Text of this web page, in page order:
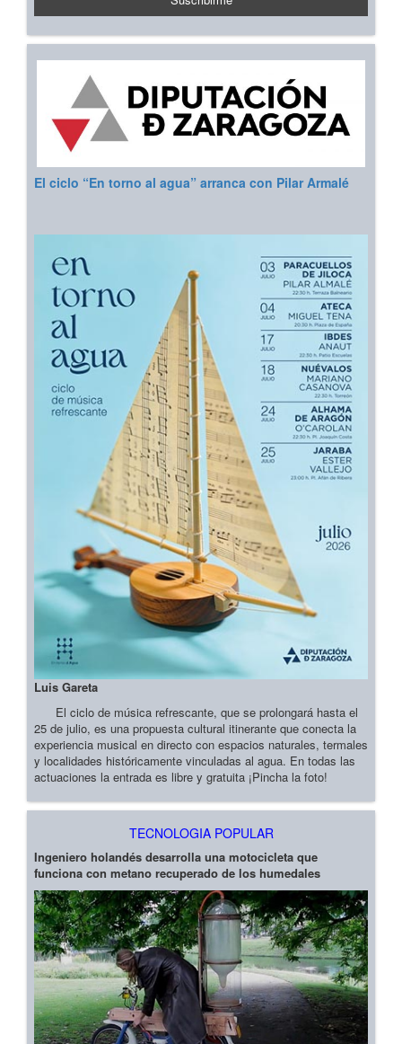
El ciclo “En torno al agua” arranca con Pilar Armalé
Luis Gareta
El ciclo de música refrescante, que se prolongará hasta el
25 de julio, es una propuesta cultural itinerante que conecta la
experiencia musical en directo con espacios naturales, termales
y localidades históricamente vinculadas al agua. En todas las
actuaciones la entrada es libre y gratuita ¡Pincha la foto!
TECNOLOGIA POPULAR
Ingeniero holandés desarrolla una motocicleta que
funciona con metano recuperado de los humedales